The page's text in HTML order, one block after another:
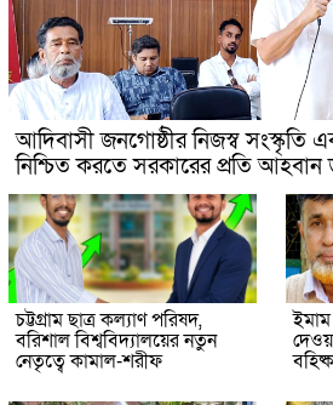
আদিবাসী জনগোষ্ঠীর নিজস্ব সংস্কৃতি
নিশ্চিত করতে সরকারের প্রতি আহবান
চট্টগ্রাম ছাত্র কল্যাণ পরিষদ,
বরিশাল বিশ্ববিদ্যালয়ের নতুন
নেতৃত্বে কামাল-শরীফ